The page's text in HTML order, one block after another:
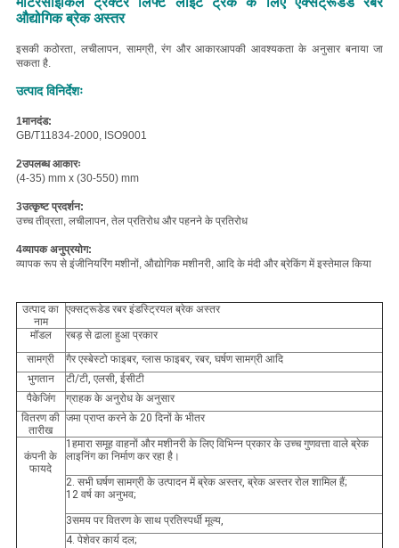
औद्योगिक ब्रेक अस्तर
इसकी कठोरता, लचीलापन, सामग्री, रंग और आकारआपकी आवश्यकता के अनुसार बनाया जा
सकता है.
उत्पाद विनिर्देशः
1मानदंड:
GB/T11834-2000, ISO9001
2उपलब्ध आकारः
(4-35) mm x (30-550) mm
3उत्कृष्ट प्रदर्शन:
उच्च तीव्रता, लचीलापन, तेल प्रतिरोध और पहनने के प्रतिरोध
4व्यापक अनुप्रयोग:
व्यापक रूप से इंजीनियरिंग मशीनों, औद्योगिक मशीनरी, आदि के मंदी और ब्रेकिंग में इस्तेमाल किया
उत्पाद का
नाम
एक्सट्रूडेड रबर इंडस्ट्रियल ब्रेक अस्तर
मॉडल
रबड़ से ढाला हुआ प्रकार
सामग्री
गैर एस्बेस्टो फाइबर, ग्लास फाइबर, रबर, घर्षण सामग्री आदि
भुगतान
टी/टी, एलसी, ईसीटी
पैकेजिंग
ग्राहक के अनुरोध के अनुसार
वितरण की
तारीख
जमा प्राप्त करने के 20 दिनों के भीतर
कंपनी के
फायदे
1हमारा समूह वाहनों और मशीनरी के लिए विभिन्न प्रकार के उच्च गुणवत्ता वाले ब्रेक
लाइनिंग का निर्माण कर रहा है।
2. सभी घर्षण सामग्री के उत्पादन में ब्रेक अस्तर, ब्रेक अस्तर रोल शामिल हैं;
12 वर्ष का अनुभव;
3समय पर वितरण के साथ प्रतिस्पर्धी मूल्य,
4. पेशेवर कार्य दल;